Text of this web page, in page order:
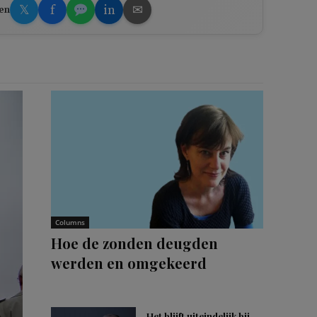
𝕏 f in ✉
Columns
Hoe de zonden deugden
werden en omgekeerd